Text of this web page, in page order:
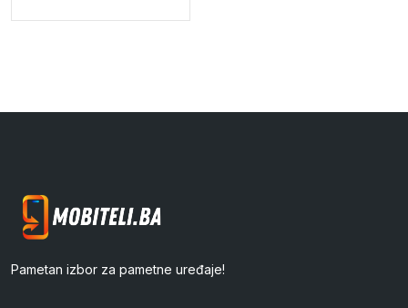
Pametan izbor za pametne uređaje!